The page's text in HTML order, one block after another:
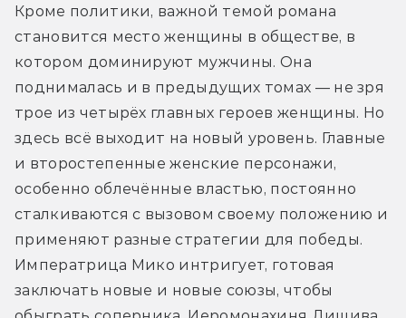
Кроме политики, важной темой романа
становится место женщины в обществе, в
котором доминируют мужчины. Она
поднималась и в предыдущих томах — не зря
трое из четырёх главных героев женщины. Но
здесь всё выходит на новый уровень. Главные
и второстепенные женские персонажи,
особенно облечённые властью, постоянно
сталкиваются с вызовом своему положению и
применяют разные стратегии для победы.
Императрица Мико интригует, готовая
заключать новые и новые союзы, чтобы